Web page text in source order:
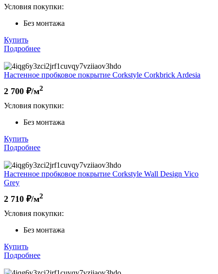
Условия покупки:
Без монтажа
Купить
Подробнее
Настенное пробковое покрытие Corkstyle Corkbrick Ardesia
2 700 ₽/м2
Условия покупки:
Без монтажа
Купить
Подробнее
Настенное пробковое покрытие Corkstyle Wall Design Vico
Grey
2 710 ₽/м2
Условия покупки:
Без монтажа
Купить
Подробнее